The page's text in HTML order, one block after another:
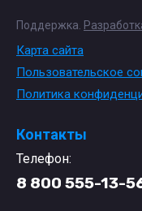
Поддержка.
Карта сайта
Пользовательское
Политика
Контакты
Телефон:
8 800 555-13-